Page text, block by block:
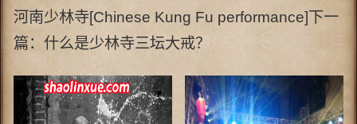
河南少林寺[Chinese Kung Fu performance]下一
篇： 什么是少林寺三坛大戒？